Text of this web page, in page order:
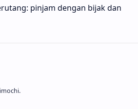
pinjam dengan bijak dan